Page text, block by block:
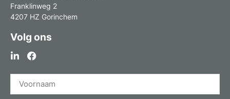
Franklinweg 2
4207 HZ Gorinchem
Volg ons